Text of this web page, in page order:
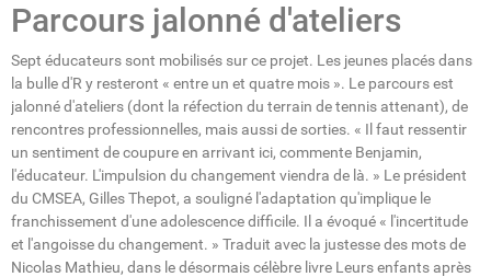
Parcours jalonné d'ateliers
Sept éducateurs sont mobilisés sur ce projet. Les jeunes placés dans
la bulle d'R y resteront « entre un et quatre mois ». Le parcours est
jalonné d'ateliers (dont la réfection du terrain de tennis attenant), de
rencontres professionnelles, mais aussi de sorties. « Il faut ressentir
un sentiment de coupure en arrivant ici, commente Benjamin,
l'éducateur. L'impulsion du changement viendra de là. » Le président
du CMSEA, Gilles Thepot, a souligné l'adaptation qu'implique le
franchissement d'une adolescence difficile. Il a évoqué « l'incertitude
et l'angoisse du changement. » Traduit avec la justesse des mots de
Nicolas Mathieu, dans le désormais célèbre livre Leurs enfants après